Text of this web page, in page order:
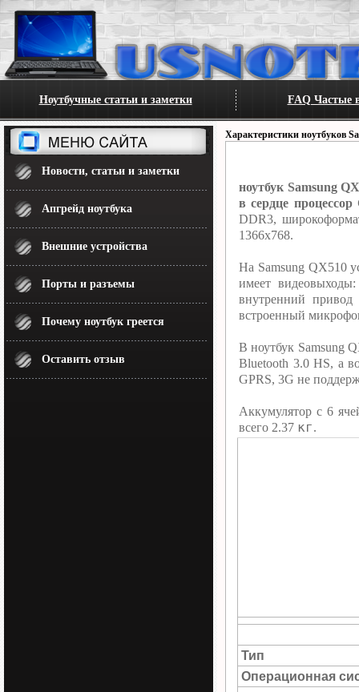
Ноутбучные статьи и заметки FAQ Частые
Новости, статьи и заметки
Апгрейд ноутбука
Внешние устройства
Порты и разъемы
Почему ноутбук греется
Оставить отзыв
Характеристики ноутбуков
ноутбук Samsung
в сердце
DDR3,
1366x768.
На Samsung QX510
имеет
внутренний
встроенный
В ноутбук Samsung
Bluetooth 3.0 HS, а
GPRS, 3G не
Аккумулятор c 6
всего 2.37 кг.
Тип
Операционная